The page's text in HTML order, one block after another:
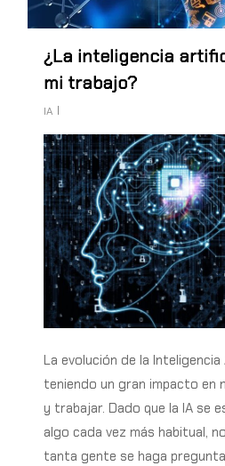
¿La inteligencia
mi trabajo?
IA
La evolución de la
teniendo un gran impacto en
y trabajar. Dado que la IA se
algo cada vez más habitual,
tanta gente se haga